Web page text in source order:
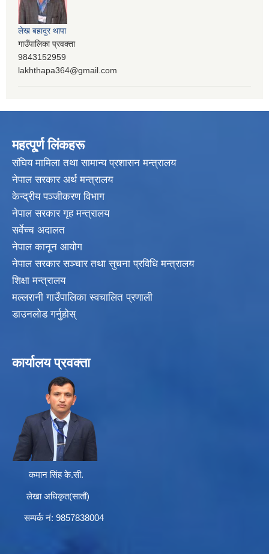
लेख बहादुर थापा
गाउँपालिका प्रवक्ता
9843152959
lakhthapa364@gmail.com
महत्पू्र्ण लिंकहरू
संघिय मामिला तथा सामान्य प्रशासन मन्त्रालय
नेपाल सरकार अर्थ मन्त्रालय
केन्द्रीय पञ्जीकरण विभाग
नेपाल सरकार गृह मन्त्रालय
सर्वेच्च अदालत
नेपाल कानून आयोग
नेपाल सरकार सञ्चार तथा सुचना प्रविधि मन्त्रालय
शिक्षा मन्त्रालय
मल्लरानी गाउँपालिका स्वचालित प्रणाली
डाउनलोड गर्नुहोस्
कार्यालय प्रवक्ता
कमान सिंह के.सी.
लेखा अधिकृत(सातौं)
सम्पर्क न‌ं: 9857838004